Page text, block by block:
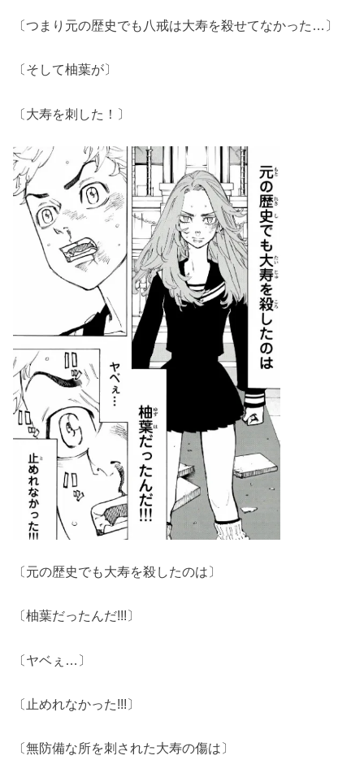
〔つまり元の歴史でも八戒は大寿を殺せてなかった…〕
〔そして柚葉が〕
〔大寿を刺した！〕
〔元の歴史でも大寿を殺したのは〕
〔柚葉だったんだ!!!〕
〔ヤベぇ…〕
〔止めれなかった!!!〕
〔無防備な所を刺された大寿の傷は〕